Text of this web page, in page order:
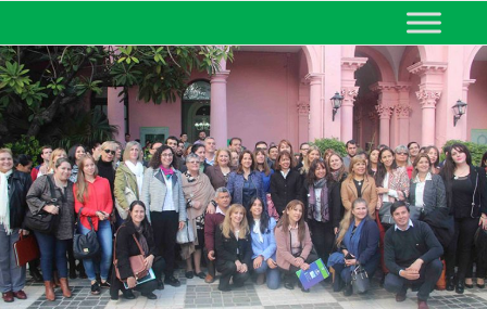
MINISTERIO DE EDUCACIÓN
DE CORRIENTES